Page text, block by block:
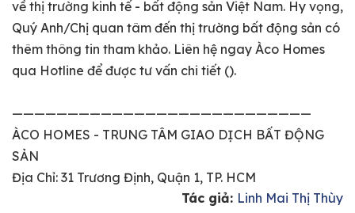
về thị trường kinh tế - bất động sản Việt Nam. Hy vọng,
Quý Anh/Chị quan tâm đến thị trường bất động sản có
thêm thông tin tham khảo. Liên hệ ngay Àco Homes
qua Hotline để được tư vấn chi tiết ().
———————————————————————————
ÀCO HOMES - TRUNG TÂM GIAO DỊCH BẤT ĐỘNG
SẢN
Địa Chỉ: 31 Trương Định, Quận 1, TP. HCM
Tác giả: Linh Mai Thị Thùy